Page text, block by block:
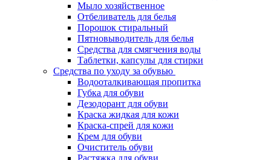
Мыло хозяйственное
Отбеливатель для белья
Порошок стиральный
Пятновыводитель для белья
Средства для смягчения воды
Таблетки, капсулы для стирки
Средства по уходу за обувью
Водооталкивающая пропитка
Губка для обуви
Дезодорант для обуви
Краска жидкая для кожи
Краска-спрей для кожи
Крем для обуви
Очиститель обуви
Растяжка для обуви